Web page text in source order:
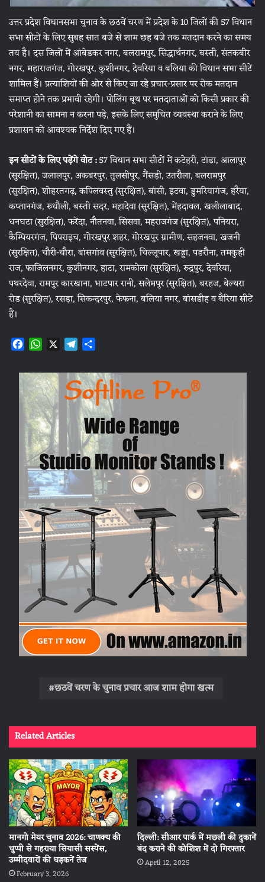
उत्तर प्रदेश विधानसभा चुनाव के छठवें चरण में प्रदेश के 10 जिलों की 57 विधान
सभा सीटों के लिए सुबह सात बजे से शाम छह बजे तक मतदान करने का समय
तय है। दस जिलों में आंबेडकर नगर, बलरामपुर, सिद्धार्थनगर, बस्ती, संतकबीर
नगर, महाराजगंज, गोरखपुर, कुशीनगर, देवरिया व बलिया की विधान सभा सीटें
शामिल हैं। प्रत्याशियों की ओर से किए जा रहे प्रचार-प्रसार पर रोक मतदान
समाप्त होने तक प्रभावी रहेगी। पोलिंग बूथ पर मतदाताओं को किसी प्रकार की
परेशानी का सामना न करना पड़े, इसके लिए समुचित व्यवस्था कराने के लिए
प्रशासन को आवश्यक निर्देश दिए गए हैं।
इन सीटों के लिए पड़ेंगे वोट :57 विधान सभा सीटों में कटेहरी, टांडा, आलापुर
(सुरक्षित), जलालपुर, अकबरपुर, तुलसीपुर, गैंसड़ी, उतरौला, बलरामपुर
(सुरक्षित), शोहरतगढ़, कपिलवस्तु (सुरक्षित), बांसी, इटवा, डुमरियागंज, हरैया,
कप्तानगंज, रुधौली, बस्ती सदर, महादेवा (सुरक्षित), मेंहदावल, खलीलाबाद,
धनघटा (सुरक्षित), फरेंदा, नौतनवा, सिसवा, महराजगंज (सुरक्षित), पनियरा,
कैम्पियरगंज, पिपराइच, गोरखपुर शहर, गोरखपुर ग्रामीण, सहजनवा, खजनी
(सुरक्षित), चौरी-चौरा, बांसगांव (सुरक्षित), चिल्लूपार, खड्डा, पडरौना, तमकुही
राज, फाजिलनगर, कुशीनगर, हाटा, रामकोला (सुरक्षित), रुद्रपुर, देवरिया,
पथरदेवा, रामपुर कारखाना, भाटपार रानी, सलेमपुर (सुरक्षित), बरहज, बेल्थरा
रोड (सुरक्षित), रसड़ा, सिकन्दरपुर, फेफना, बलिया नगर, बांसडीह व बैरिया सीटें
हैं।
F
c
e
b
o
o
k
W
a
t
s
A
p
p
X T
l
e
g
r
a
m
a
r
e
छठवें चरण के चुनाव प्रचार आज शाम होगा खत्म
Related Articles
मानगो मेयर चुनाव 2026: चाणक्य की
चुप्पी से गहराया सियासी सस्पेंस,
उम्मीदवारों की धड़कनें तेज
February 3, 2026
दिल्ली: सीआर पार्क में मछली की दुकानें
बंद कराने की कोशिश में दो गिरफ्तार
April 12, 2025